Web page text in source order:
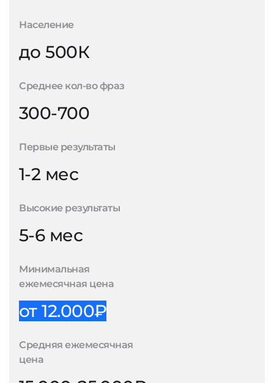
Население
до 500К
Среднее кол-во фраз
300-700
Первые результаты
1-2 мес
Высокие результаты
5-6 мес
Минимальная
ежемесячная цена
от 12.000₽
Средняя ежемесячная
цена